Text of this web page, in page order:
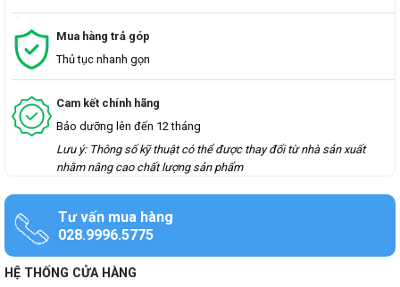
Mua hàng trả góp
Thủ tục nhanh gọn
Cam kết chính hãng
Bảo dưỡng lên đến 12 tháng
Lưu ý: Thông số kỹ thuật có thể được thay đổi từ nhà sản xuất
nhằm nâng cao chất lượng sản phẩm
Tư vấn mua hàng
028.9996.5775
HỆ THỐNG CỬA HÀNG